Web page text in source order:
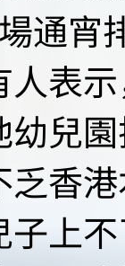
通宵
表
兒
香
上